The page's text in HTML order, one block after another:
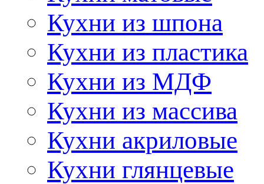
Кухни из шпона
Кухни из пластика
Кухни из МДФ
Кухни из массива
Кухни акриловые
Кухни глянцевые